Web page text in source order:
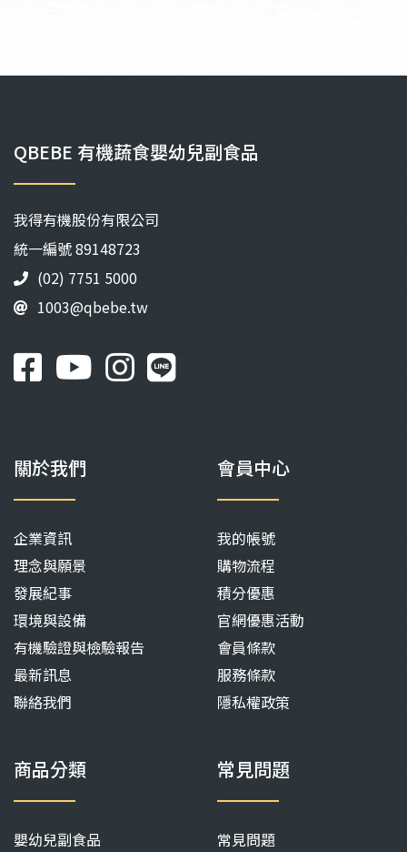
QBEBE 有機蔬食嬰幼兒副食品
我得有機股份有限公司
統⼀編號 89148723
(02) 7751 5000
1003@qbebe.tw
關於我們
企業資訊
理念與願景
發展紀事
環境與設備
有機驗證與檢驗報告
最新訊息
聯絡我們
會員中心
我的帳號
購物流程
積分優惠
官網優惠活動
會員條款
服務條款
隱私權政策
商品分類
嬰幼兒副食品
常見問題
常見問題